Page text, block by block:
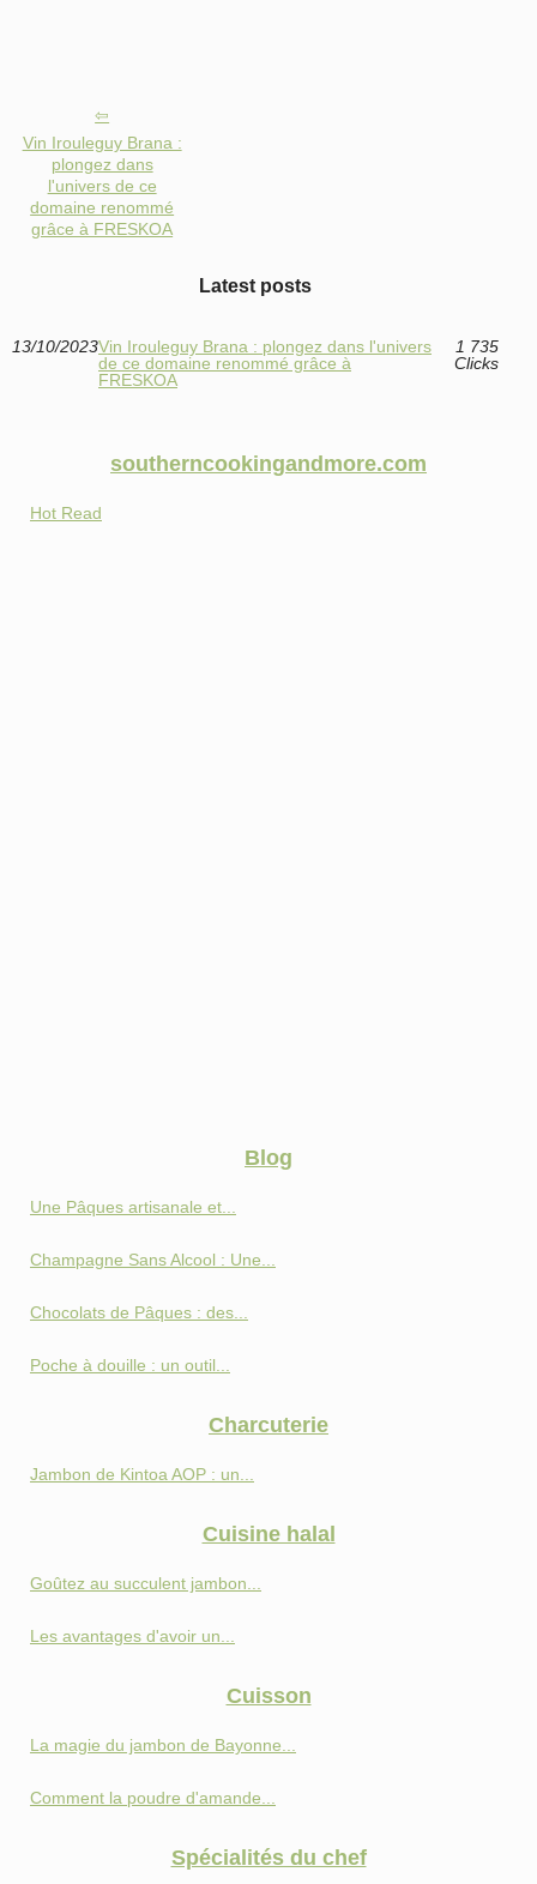
Vin Irouleguy Brana :
plongez dans
l'univers de ce
domaine renommé
grâce à FRESKOA
Latest posts
13/10/2023Vin Irouleguy Brana : plongez dans l'univers
de ce domaine renommé grâce à
FRESKOA
1 735
Clicks
southerncookingandmore.com
Hot Read
Blog
Une Pâques artisanale et...
Champagne Sans Alcool : Une...
Chocolats de Pâques : des...
Poche à douille : un outil...
Charcuterie
Jambon de Kintoa AOP : un...
Cuisine halal
Goûtez au succulent jambon...
Les avantages d'avoir un...
Cuisson
La magie du jambon de Bayonne...
Comment la poudre d'amande...
Spécialités du chef